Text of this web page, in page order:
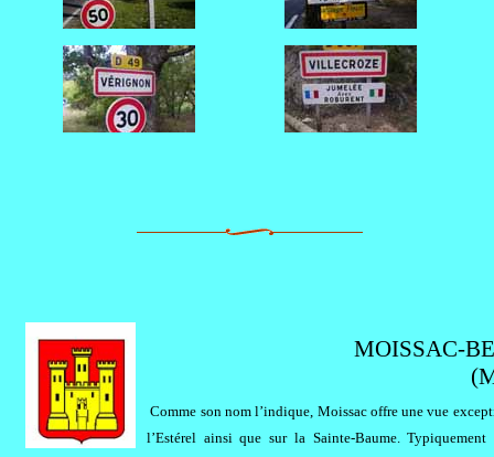
MOISSAC-
Comme son nom l’indique, Moissac offre une vue
l’Estérel ainsi que sur la Sainte-Baume.